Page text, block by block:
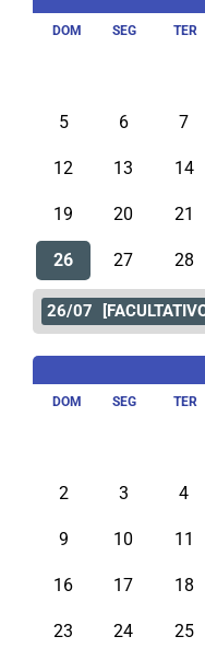
DOM SEG TER
5 6 7
12 13 14
19 20 21
26 27 28
26/07
DOM SEG TER
2 3 4
9 10 11
16 17 18
23 24 25